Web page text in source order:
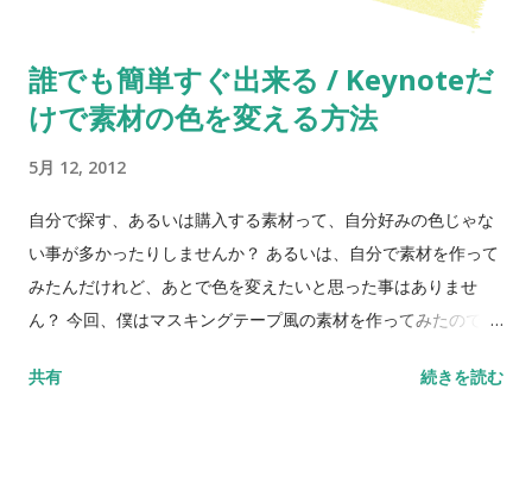
誰でも簡単すぐ出来る / Keynoteだ
けで素材の色を変える方法
5月 12, 2012
自分で探す、あるいは購入する素材って、自分好みの色じゃな
い事が多かったりしませんか？ あるいは、自分で素材を作って
みたんだけれど、あとで色を変えたいと思った事はありませ
ん？ 今回、僕はマスキングテープ風の素材を作ってみたのです
の気力はありませんでした。 ですが、実を言うとKeynoteの
共有 続きを読む